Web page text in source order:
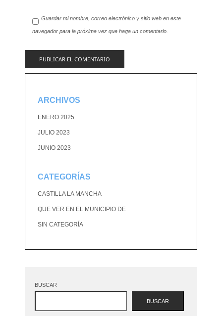
Guardar mi nombre, correo electrónico y sitio web en este
navegador para la próxima vez que haga un comentario.
ARCHIVOS
ENERO 2025
JULIO 2023
JUNIO 2023
CATEGORÍAS
CASTILLA LA MANCHA
QUE VER EN EL MUNICIPIO DE
SIN CATEGORÍA
BUSCAR
BUSCAR